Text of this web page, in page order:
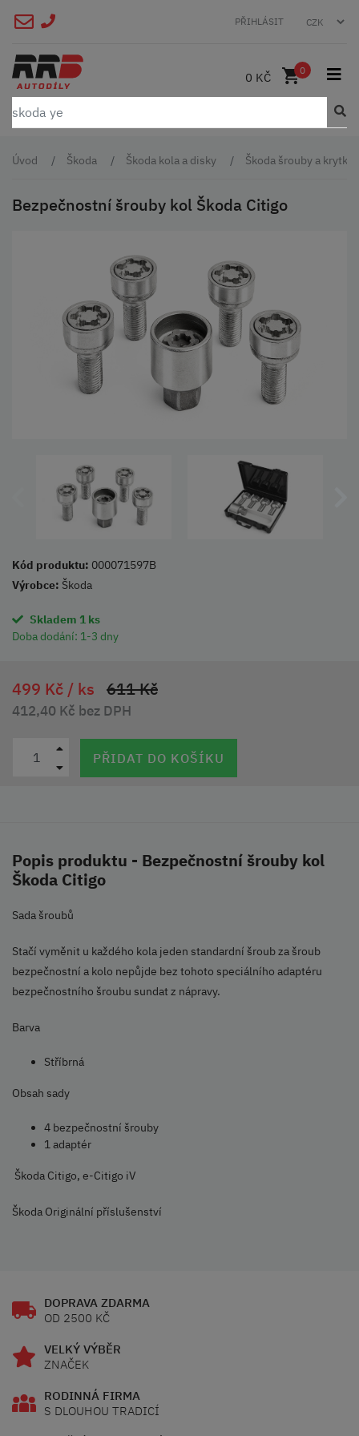
PŘIHLÁSIT
0 KČ 0
Úvod Škoda Škoda kola a disky Škoda šrouby a krytky
Bezpečnostní šrouby kol Škoda Citigo
Kód produktu: 000071597B
Výrobce: Škoda
Skladem 1 ks
Doba dodání: 1-3 dny
499 Kč / ks 611 Kč
412,40 Kč bez DPH
PŘIDAT DO KOŠÍKU
Popis produktu - Bezpečnostní šrouby kol
Škoda Citigo
Sada šroubů
Stačí vyměnit u každého kola jeden standardní šroub za šroub
bezpečnostní a kolo nepůjde bez tohoto speciálního adaptéru
bezpečnostního šroubu sundat z nápravy.
Barva
Stříbrná
Obsah sady
4 bezpečnostní šrouby
1 adaptér
Škoda Citigo, e-Citigo iV
Škoda Originální příslušenství
DOPRAVA ZDARMA
OD 2500 KČ
VELKÝ VÝBĚR
ZNAČEK
RODINNÁ FIRMA
S DLOUHOU TRADICÍ